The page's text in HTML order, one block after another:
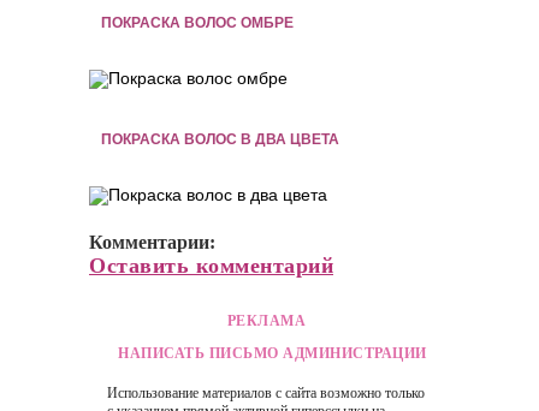
ПОКРАСКА ВОЛОС ОМБРЕ
ПОКРАСКА ВОЛОС В ДВА ЦВЕТА
Комментарии:
Оставить комментарий
РЕКЛАМА
НАПИСАТЬ ПИСЬМО АДМИНИСТРАЦИИ
Использование материалов с сайта возможно только